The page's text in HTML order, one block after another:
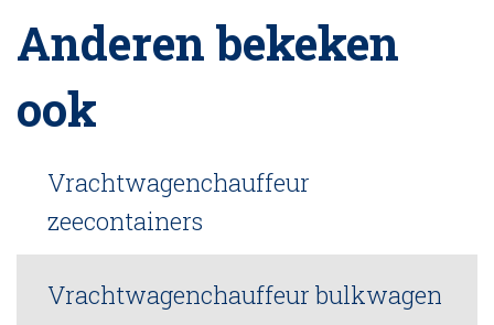
Anderen bekeken
ook
Vrachtwagenchauffeur
zeecontainers
Vrachtwagenchauffeur bulkwagen